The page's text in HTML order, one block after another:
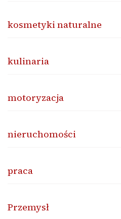
kosmetyki naturalne
kulinaria
motoryzacja
nieruchomości
praca
Przemysł